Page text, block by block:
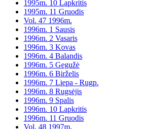
1995m. 10 Lapkritis
1995m. 11 Gruodis
Vol. 47 1996m.
1996m. 1 Sausis
1996m. 2 Vasaris
1996m. 3 Kovas
1996m. 4 Balandis
1996m. 5 Gegužė
1996m. 6 Birželis
1996m. 7 Liepa - Rugp.
1996m. 8 Rugsėjis
1996m. 9 Spalis
1996m. 10 Lapkritis
1996m. 11 Gruodis
Vol. 48 1997m.